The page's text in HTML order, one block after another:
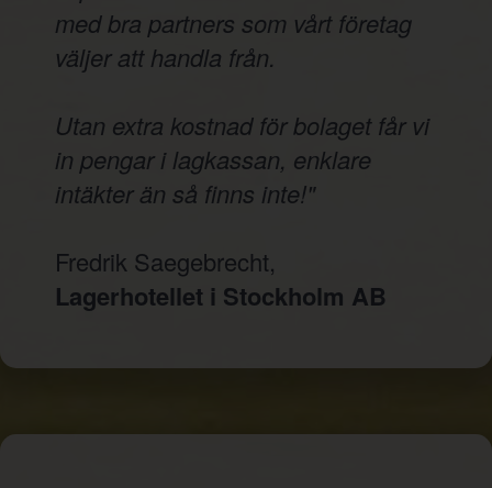
med bra partners som vårt företag
väljer att handla från.
Utan extra kostnad för bolaget får vi
in pengar i lagkassan, enklare
intäkter än så finns inte!"
Fredrik Saegebrecht,
Lagerhotellet i Stockholm AB